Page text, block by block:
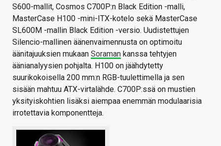
S600-mallit, Cosmos C700P:n Black Edition -malli,
MasterCase H100 -mini-ITX-kotelo sekä MasterCase
SL600M -mallin Black Edition -versio. Uudistettujen
Silencio-mallinen äänenvaimennusta on optimoitu
äänitajuuksien mukaan Soraman kanssa tehtyjen
äänianalyysien pohjalta. H100 on jäähdytetty
suurikokoisella 200 mm:n RGB-tuulettimella ja sen
sisään mahtuu ATX-virtalähde. C700P:ssä on mustien
yksityiskohtien lisäksi aiempaa enemmän modulaarisia
irrotettavia komponentteja.